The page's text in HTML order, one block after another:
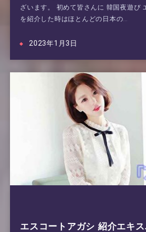
ざいます。 初めて皆さんに 韓国夜遊び
を紹介した時はほとんどの日本の…
2023年1月3日
エスコートアガシ 紹介エキ